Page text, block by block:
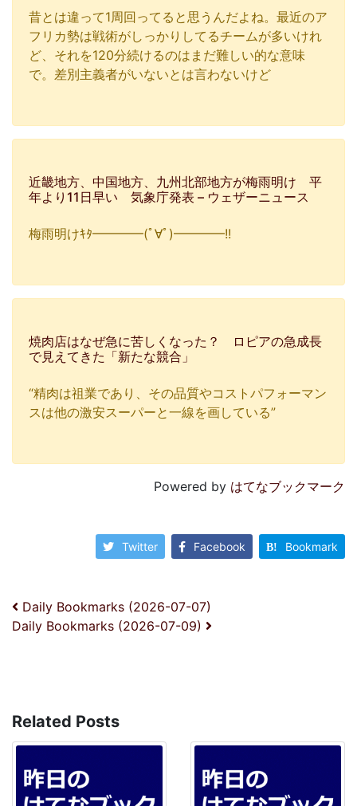
昔とは違って1周回ってると思うんだよね。最近のア
フリカ勢は戦術がしっかりしてるチームが多いけれ
ど、それを120分続けるのはまだ難しい的な意味
で。差別主義者がいないとは言わないけど
近畿地方、中国地方、九州北部地方が梅雨明け 平
年より11日早い 気象庁発表 – ウェザーニュース
梅雨明けｷﾀ━━━━(ﾟ∀ﾟ)━━━━!!
焼肉店はなぜ急に苦しくなった？ ロピアの急成長
で見えてきた「新たな競合」
“精肉は祖業であり、その品質やコストパフォーマン
スは他の激安スーパーと一線を画している”
Powered by はてなブックマーク
Twitter Facebook Bookmark
投稿ナビゲーション
Daily Bookmarks (2026-07-07)
Daily Bookmarks (2026-07-09)
Related Posts